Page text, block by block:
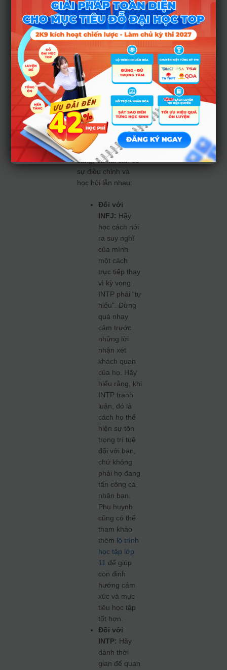
khuyên
để INFJ
và INTP
duy trì
mối quan
hệ bền
vững
Để “Cặp đôi Vàng”
này thực sự tỏa
sáng, cả hai cần có
sự điều chỉnh và
học hỏi lẫn nhau:
Đối với
INFJ: Hãy
học cách nói
ra suy nghĩ
của mình
một cách
trực tiếp thay
vì kỳ vọng
INTP phải “tự
hiểu”. Đừng
quá nhạy
cảm trước
những lời
nhận xét
khách quan
của họ. Hãy
hiểu rằng, khi
INTP tranh
luận, đó là
cách họ thể
hiện sự tôn
trọng trí tuệ
đối với bạn,
chứ không
phải họ đang
tấn công cá
nhân bạn.
Phụ huynh
cũng có thể
tham khảo
thêm lộ trình
học tập lớp
11 để giúp
con định
hướng cảm
xúc và mục
tiêu học tập
tốt hơn.
Đối với
INTP: Hãy
dành thời
gian để quan